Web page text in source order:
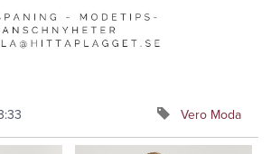
Vero Moda